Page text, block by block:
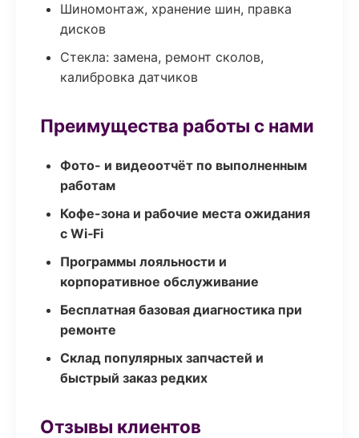
Шиномонтаж, хранение шин, правка
дисков
Стекла: замена, ремонт сколов,
калибровка датчиков
Преимущества работы с нами
Фото- и видеоотчёт по выполненным
работам
Кофе-зона и рабочие места ожидания
с Wi‑Fi
Программы лояльности и
корпоративное обслуживание
Бесплатная базовая диагностика при
ремонте
Склад популярных запчастей и
быстрый заказ редких
Отзывы клиентов